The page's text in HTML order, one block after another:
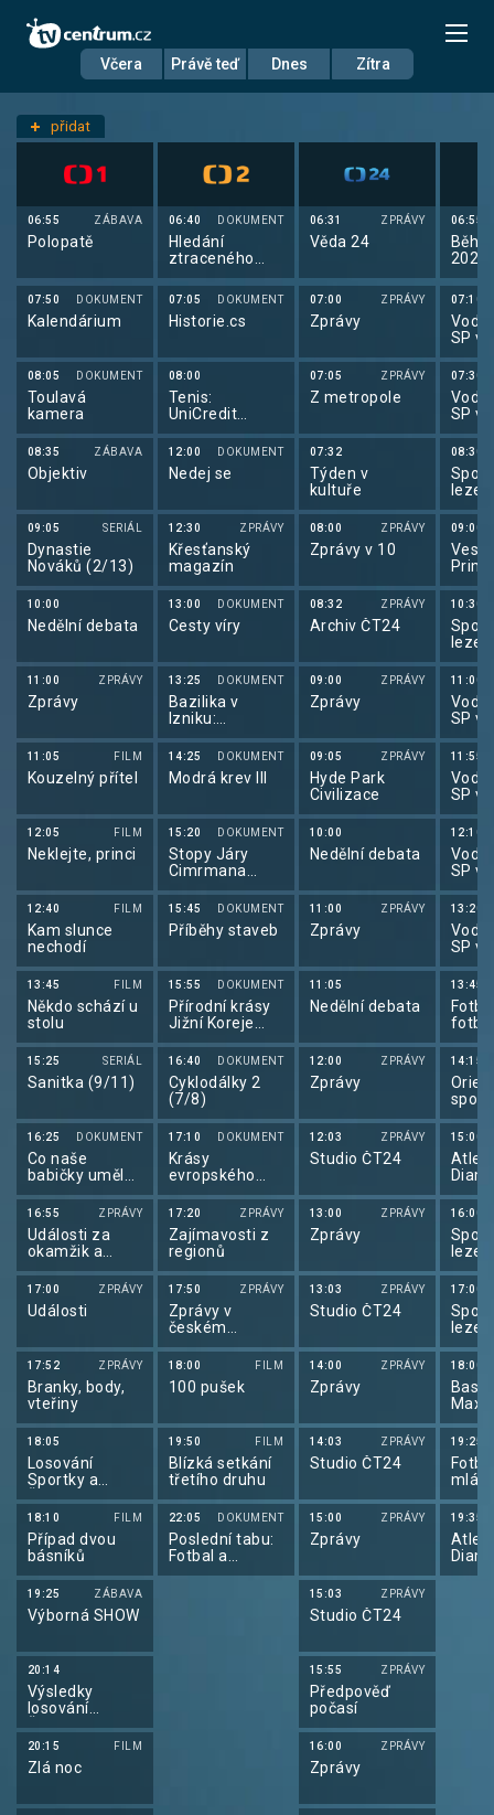
Včera Právě teď Dnes Zítra
Datum
Nastavení stanic
přidat
06:55 ZÁBAVA
Polopatě
07:50 DOKUMENT
Kalendárium
08:05 DOKUMENT
Toulavá
kamera
08:35 ZÁBAVA
Objektiv
09:05 SERIÁL
Dynastie
Nováků (2/13)
10:00
Nedělní debata
11:00 ZPRÁVY
Zprávy
11:05 FILM
Kouzelný přítel
12:05 FILM
Neklejte, princi
12:40 FILM
Kam slunce
nechodí
13:45 FILM
Někdo schází u
stolu
15:25 SERIÁL
Sanitka (9/11)
16:25 DOKUMENT
Co naše
babičky uměly
a na co my
jsme
zapomněli
16:55 ZPRÁVY
Události za
okamžik a
počasí
17:00 ZPRÁVY
Události
17:52 ZPRÁVY
Branky, body,
vteřiny
18:05
Losování
Sportky a
Šance
18:10 FILM
Případ dvou
básníků
19:25 ZÁBAVA
Výborná SHOW
20:14
Výsledky
losování
Šťastných 10
20:15 FILM
Zlá noc
06:40 DOKUMENT
Hledání
ztraceného
času
07:05 DOKUMENT
Historie.cs
08:00
Tenis:
UniCredit
Czech Open
Prostějov 2026
12:00 DOKUMENT
Nedej se
12:30 ZPRÁVY
Křesťanský
magazín
13:00 DOKUMENT
Cesty víry
13:25 DOKUMENT
Bazilika v
Izniku:
Potopená
záhada
14:25 DOKUMENT
Modrá krev III
15:20 DOKUMENT
Stopy Járy
Cimrmana
(3/6)
15:45 DOKUMENT
Příběhy staveb
15:55 DOKUMENT
Přírodní krásy
Jižní Koreje
(1/2)
16:40 DOKUMENT
Cyklodálky 2
(7/8)
17:10 DOKUMENT
Krásy
evropského
pobřeží
17:20 ZPRÁVY
Zajímavosti z
regionů
17:50 ZPRÁVY
Zprávy v
českém
znakovém
jazyce
18:00 FILM
100 pušek
19:50 FILM
Blízká setkání
třetího druhu
22:05 DOKUMENT
Poslední tabu:
Fotbal a
homosexualita
06:31 ZPRÁVY
Věda 24
07:00 ZPRÁVY
Zprávy
07:05 ZPRÁVY
Z metropole
07:32
Týden v
kultuře
08:00 ZPRÁVY
Zprávy v 10
08:32 ZPRÁVY
Archiv ČT24
09:00 ZPRÁVY
Zprávy
09:05 ZPRÁVY
Hyde Park
Civilizace
10:00
Nedělní debata
11:00 ZPRÁVY
Zprávy
11:05
Nedělní debata
12:00 ZPRÁVY
Zprávy
12:03 ZPRÁVY
Studio ČT24
13:00 ZPRÁVY
Zprávy
13:03 ZPRÁVY
Studio ČT24
14:00 ZPRÁVY
Zprávy
14:03 ZPRÁVY
Studio ČT24
15:00 ZPRÁVY
Zprávy
15:03 ZPRÁVY
Studio ČT24
15:55 ZPRÁVY
Předpověď
počasí
16:00 ZPRÁVY
Zprávy
06:55
Běh:
2026
07:10
SP
07:30
SP
08:30
09:00
2026
10:30
11:00
SP
11:55
SP
12:10
SP
13:20
SP
13:45
2026
14:15
15:00
liga
16:00
17:00
18:00
Maxa
19:25
2026
19:35
liga